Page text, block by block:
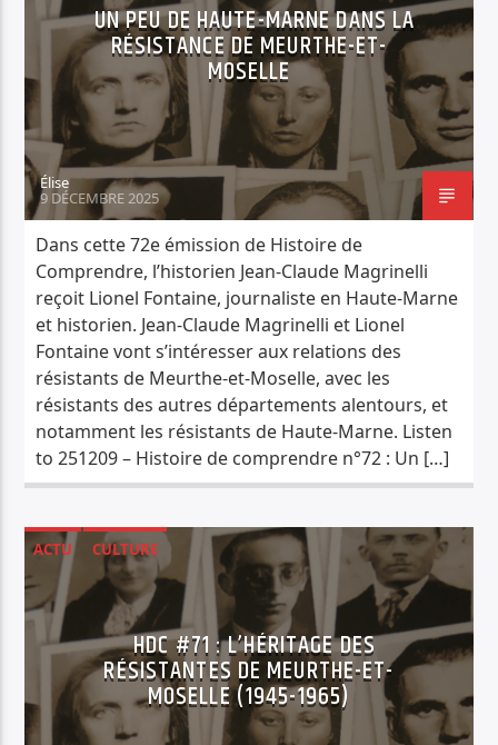
UN PEU DE HAUTE-MARNE DANS LA
RÉSISTANCE DE MEURTHE-ET-
MOSELLE
Élise
9 DÉCEMBRE 2025
Dans cette 72e émission de Histoire de
Comprendre, l’historien Jean-Claude Magrinelli
reçoit Lionel Fontaine, journaliste en Haute-Marne
et historien. Jean-Claude Magrinelli et Lionel
Fontaine vont s’intéresser aux relations des
résistants de Meurthe-et-Moselle, avec les
résistants des autres départements alentours, et
notamment les résistants de Haute-Marne. Listen
to 251209 – Histoire de comprendre n°72 : Un […]
ACTU
CULTURE
HISTOIRE DE COMPRENDRE
HDC #71 : L’HÉRITAGE DES
RÉSISTANTES DE MEURTHE-ET-
MOSELLE (1945-1965)